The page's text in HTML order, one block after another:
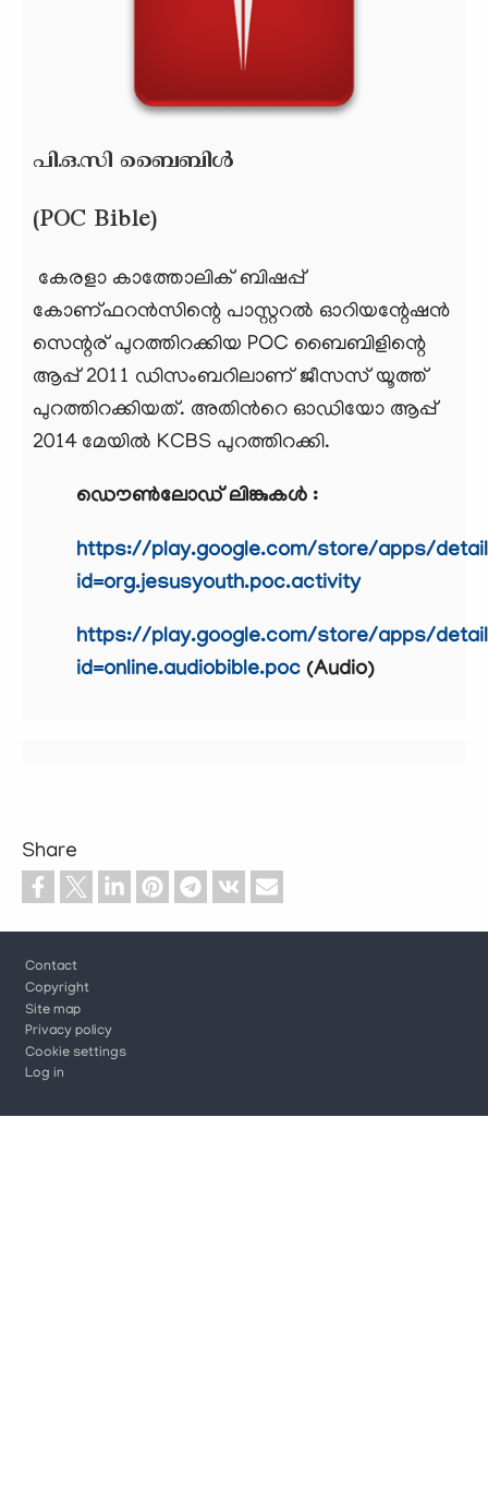
പി.ഒ.സി ബൈബിൾ
(POC Bible)
കേരളാ കാത്തോലിക് ബിഷപ്പ്
കോണ്ഫറൻസിന്റെ പാസ്റ്ററൽ ഓറിയന്റേഷൻ
സെന്റര് പുറത്തിറക്കിയ POC ബൈബിളിന്റെ
ആപ്പ് 2011 ഡിസംബറിലാണ് ജീസസ് യൂത്ത്
പുറത്തിറക്കിയത്. അതിൻറെ ഓഡിയോ ആപ്പ്
2014 മേയിൽ KCBS പുറത്തിറക്കി.
ഡൌൺലോഡ് ലിങ്കുകൾ :
https://play.google.com/store/apps/
id=org.jesusyouth.poc.activity
https://play.google.com/store/apps/
id=online.audiobible.poc (Audio)
Share
Footer
Contact
Copyright
Site map
Privacy policy
Cookie settings
Log in